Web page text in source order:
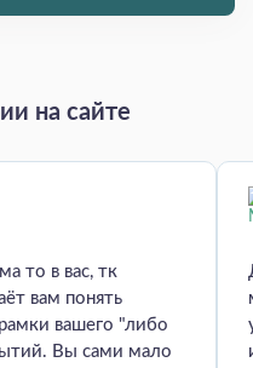
на сайте
то в вас, тк
вам понять
вашего "либо
Вы сами мало